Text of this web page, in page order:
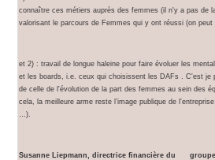
connaître ces métiers auprès des femmes (il n'y a pas de
valorisant le parcours de Femmes qui y ont réussi (on
et 2) : travail de longue haleine pour faire évoluer les
et les boards, i.e. ceux qui choisissent les DAFs . C'est je
de celle de l'évolution de la part des femmes au sein des
cela, la meilleure arme reste l’image publique de
…).
Susanne Liepmann, directrice financière du groupe